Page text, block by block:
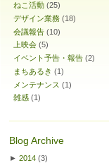
ねこ活動 (25)
デザイン業務 (18)
会議報告 (10)
上映会 (5)
イベント予告・報告 (2)
まちあるき (1)
メンテナンス (1)
雑感 (1)
Blog Archive
► 2014 (3)